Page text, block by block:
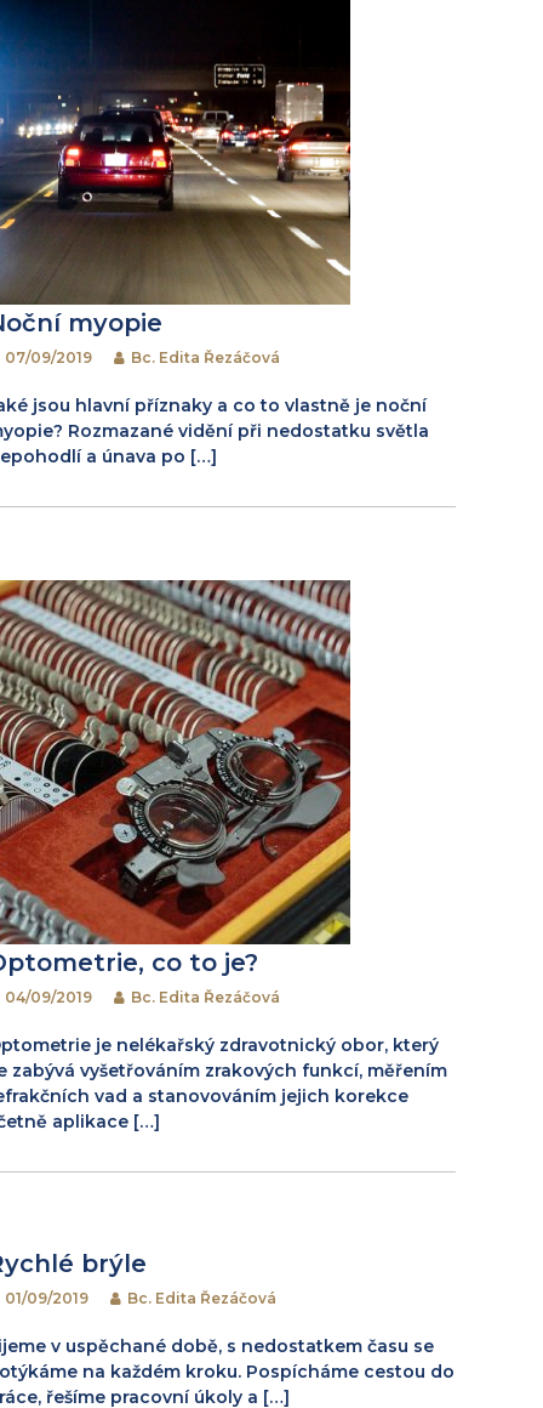
myopie
07/09/2019 Bc. Edita Řezáčová
jsou hlavní příznaky a co to vlastně je noční
Rozmazané vidění při nedostatku světla
a únava po […]
co to je?
04/09/2019 Bc. Edita Řezáčová
je nelékařský zdravotnický obor, který
zabývá vyšetřováním zrakových funkcí, měřením
vad a stanovováním jejich korekce
aplikace […]
brýle
01/09/2019 Bc. Edita Řezáčová
v uspěchané době, s nedostatkem času se
na každém kroku. Pospícháme cestou do
řešíme pracovní úkoly a […]